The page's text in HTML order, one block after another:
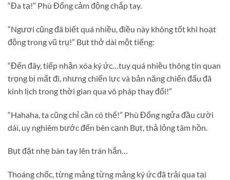
“Đa tạ!” Phù Đổng cảm động chắp tay.
“Ngươi cũng đã biết quá nhiều, điều này không tốt khi hoạt
động trong vũ trụ!” Bụt thở dài một tiếng:
“Đến đây, tiếp nhận xóa ký ức…tuy quá nhiều thông tin quan
trọng bị mất đi, nhưng chiến lực và bản năng chiến đấu đã
kinh lịch trong thời gian qua vô pháp thay đổi!”
“Hahaha, ta cũng chỉ cần có thế!” Phù Đổng ngửa đầu cười
dài, uy nghiêm bước đến bên cạnh Bụt, thả lỏng tâm hồn.
Bụt đặt nhẹ bàn tay lên trán hắn…
Thoáng chốc, từng mảng từng mảng ký ức đã trải qua tại